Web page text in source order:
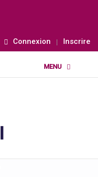
Connexion Inscrire